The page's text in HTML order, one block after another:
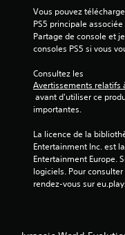
Vous pouvez
PS5 principale
Partage de console et
consoles PS5 si vous
Consultez les
Avertissements relatifs
importantes.
La licence de la
Entertainment Inc. est
Entertainment Europe.
logiciels. Pour
rendez-vous sur